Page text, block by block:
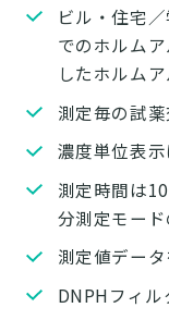
ビル・住宅
でのホルム
したホルム
測定毎の試薬
濃度単位表
測定時間は
分測定モード
測定値デー
DNPHフィル